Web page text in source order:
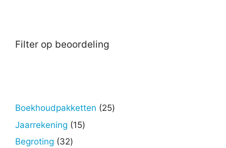
Filter op beoordeling
Boekhoudpakketten 2525
Jaarrekening 1515
Begroting 3232